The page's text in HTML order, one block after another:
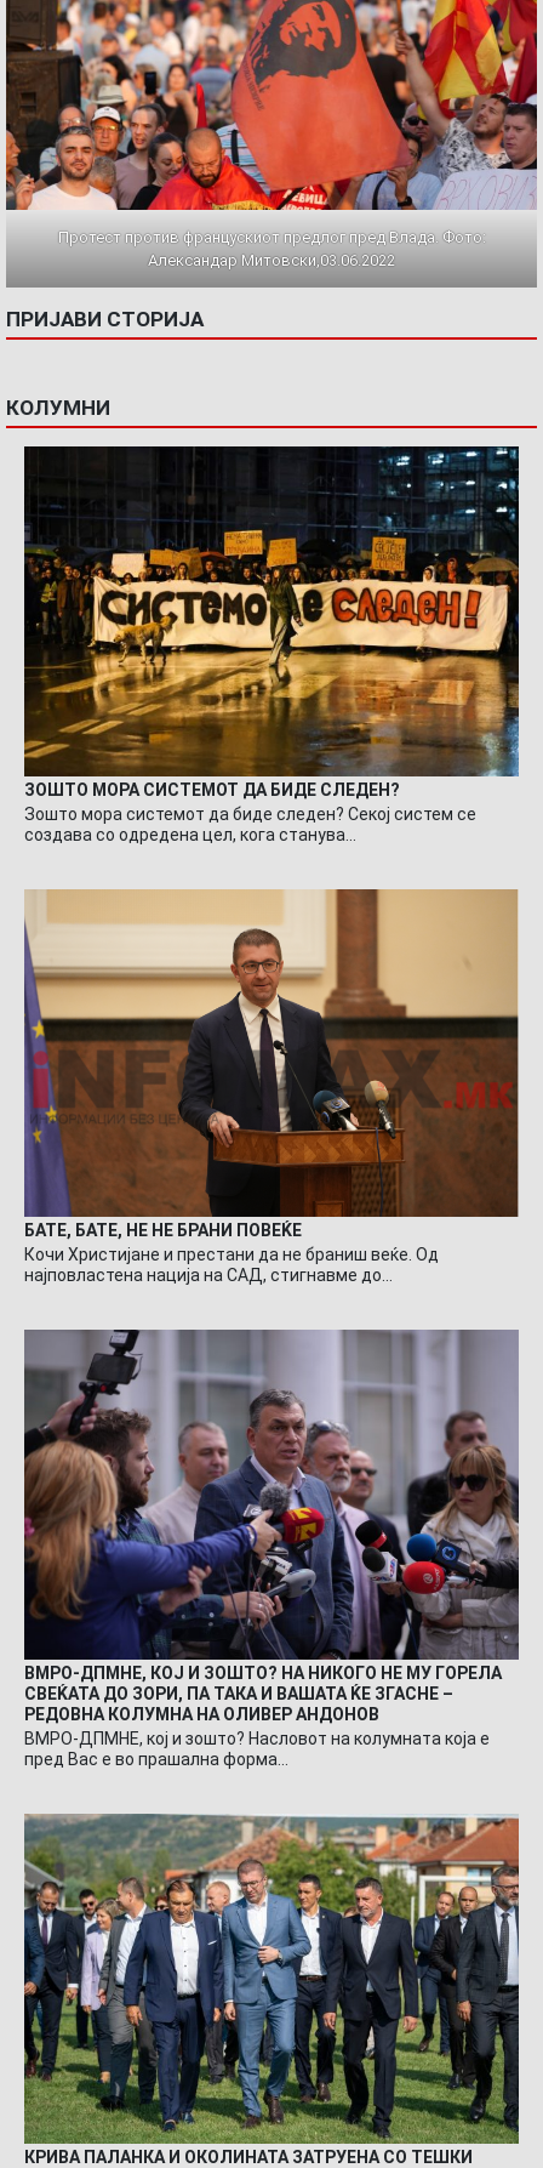
Протест против францускиот предлог пред Влада. Фото:
Александар Митовски,03.06.2022
ПРИЈАВИ СТОРИЈА
КОЛУМНИ
ЗОШТО МОРА СИСТЕМОТ ДА БИДЕ СЛЕДЕН?
Зошто мора системот да биде следен? Секој систем се
создава со одредена цел, кога станува…
БАТЕ, БАТЕ, НЕ НЕ БРАНИ ПОВЕЌЕ
Кочи Христијане и престани да не браниш веќе. Од
најповластена нација на САД, стигнавме до…
ВМРО-ДПМНЕ, КОЈ И ЗОШТО? НА НИКОГО НЕ МУ ГОРЕЛА
СВЕЌАТА ДО ЗОРИ, ПА ТАКА И ВАШАТА ЌЕ ЗГАСНЕ –
РЕДОВНА КОЛУМНА НА ОЛИВЕР АНДОНОВ
ВМРО-ДПМНЕ, кој и зошто? Насловот на колумната која е
пред Вас е во прашална форма…
КРИВА ПАЛАНКА И ОКОЛИНАТА ЗАТРУЕНА СО ТЕШКИ